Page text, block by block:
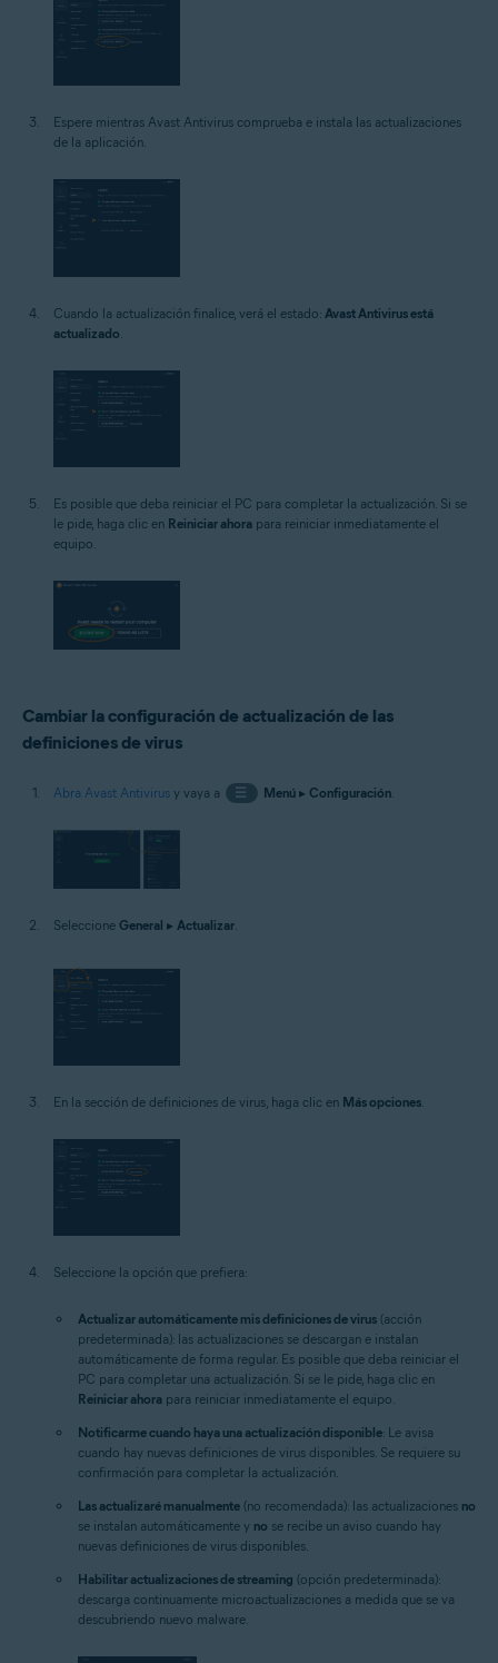
Espere mientras Avast Antivirus comprueba e instala las actualizaciones
de la aplicación.
Cuando la actualización finalice, verá el estado: Avast Antivirus está
actualizado
Es posible que deba reiniciar el PC para completar la actualización. Si se
le pide, haga clic en Reiniciar ahora para reiniciar inmediatamente el
equipo.
Cambiar la configuración de actualización de las
definiciones de virus
Abra Avast Antivirus y vaya a ☰ Menú▸ Configuración.
Seleccione General ▸ Actualizar
En la sección de definiciones de virus, haga clic en Más opciones
Seleccione la opción que prefiera:
Actualizar automáticamente mis definiciones de virus (acción
predeterminada): las actualizaciones se descargan e instalan
automáticamente de forma regular. Es posible que deba reiniciar el
PC para completar una actualización. Si se le pide, haga clic en
Reiniciar ahora para reiniciar inmediatamente el equipo.
Notificarme cuando haya una actualización disponible: Le avisa
cuando hay nuevas definiciones de virus disponibles. Se requiere su
confirmación para completar la actualización.
Las actualizaré manualmente (no recomendada): las actualizaciones no
se instalan automáticamente y no se recibe un aviso cuando hay
nuevas definiciones de virus disponibles.
Habilitar actualizaciones de streaming (opción predeterminada):
descarga continuamente microactualizaciones a medida que se va
descubriendo nuevo malware.